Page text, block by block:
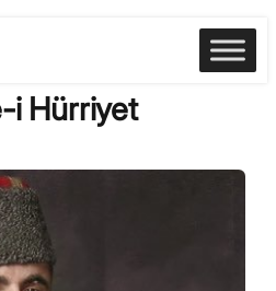
i Hürriyet